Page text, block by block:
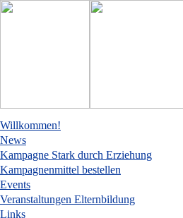
Willkommen!
News
Kampagne Stark durch Erziehung
Kampagnenmittel bestellen
Events
Veranstaltungen Elternbildung
Links